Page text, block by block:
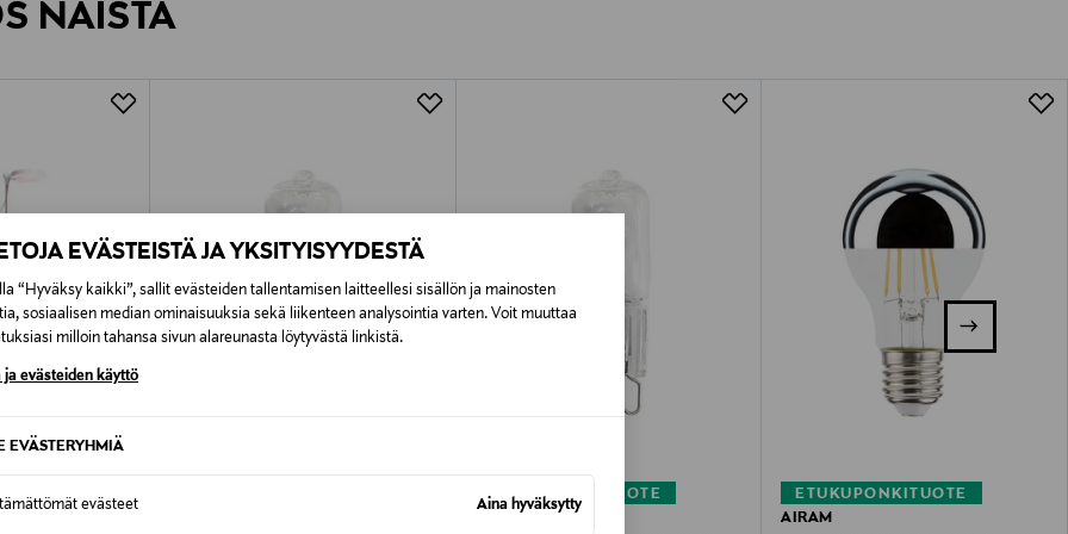
EVÄSTEISTÄ JA YKSITYISYYDESTÄ
“Hyväksy kaikki”, sallit evästeiden tallentamisen laitteellesi sisällön ja mainosten
sosiaalisen median ominaisuuksia sekä liikenteen analysointia varten. Voit muuttaa
milloin tahansa sivun alareunasta löytyvästä linkistä.
ja evästeiden käyttö
EVÄSTERYHMIÄ
evästeet Aina hyväksytty
Alk. 6,90 €, kun toimitus on saatavilla valittuun osoitteeseen.
NÄISTÄ
ETUKUPONKITUOTE
ETUKUPONKITUOTE
AIRAM